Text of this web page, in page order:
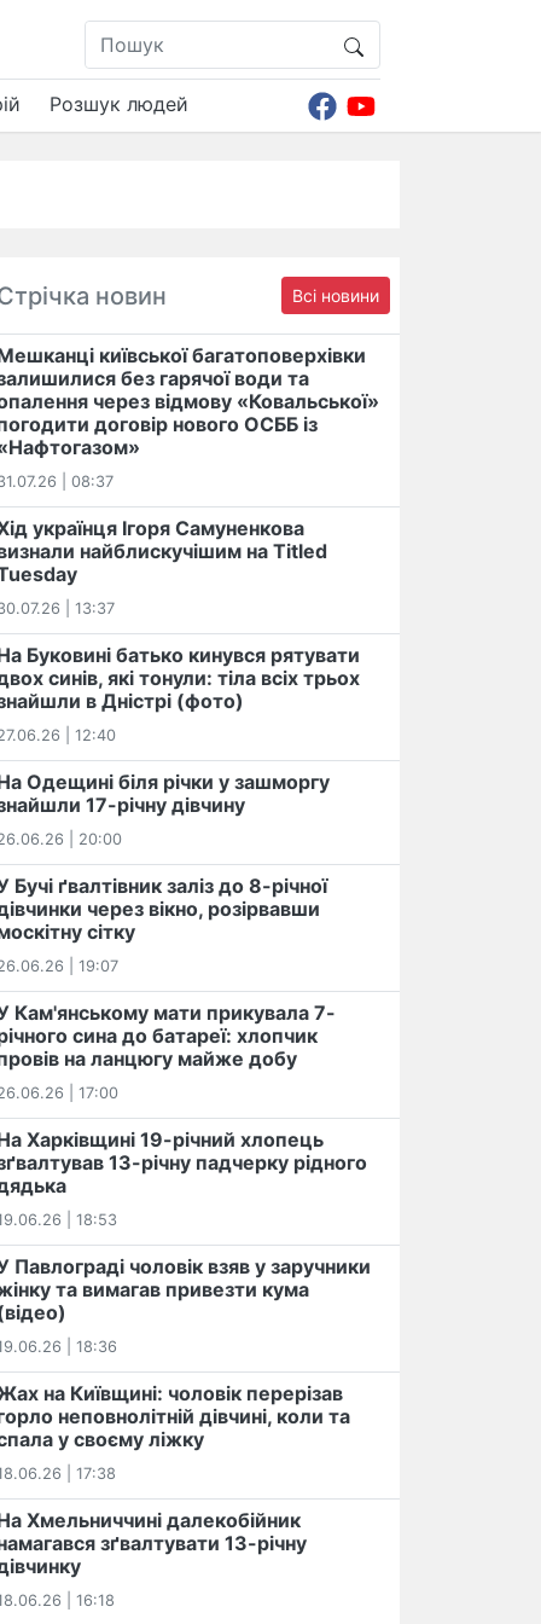
Розшук людей
новин Всі новини
київської багатоповерхівки
без гарячої води та
через відмову «Ковальської»
договір нового ОСББ із
| 08:37
українця Ігоря Самуненкова
найблискучішим на Titled
| 13:37
Буковині батько кинувся рятувати
синів, які тонули: тіла всіх трьох
в Дністрі (фото)
| 12:40
Одещині біля річки у зашморгу
17-річну дівчину
| 20:00
Бучі ґвалтівник заліз до 8-річної
через вікно, розірвавши
сітку
| 19:07
Кам'янському мати прикувала 7-
сина до батареї: хлопчик
на ланцюгу майже добу
| 17:00
Харківщині 19-річний хлопець​
13-річну падчерку рідного
| 18:53
Павлограді чоловік взяв у заручники
та вимагав привезти кума
| 18:36
на Київщині: чоловік перерізав
неповнолітній дівчині, коли та
у своєму ліжку
| 17:38
Хмельниччині далекобійник
зґвалтувати 13-річну
| 16:18